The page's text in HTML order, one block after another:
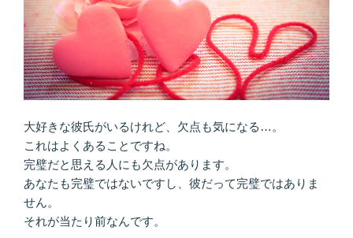
な
出
会
い
で…
妥
協
せ
ず
に
結
婚
大好きな彼氏がいるけれど、欠点も気になる…。
これはよくあることですね。
完璧だと思える人にも欠点があります。
あなたも完璧ではないですし、彼だって完璧ではありま
せん。
それが当たり前なんです。